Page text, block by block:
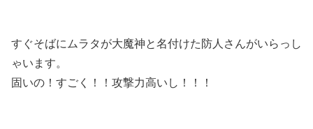
すぐそばにムラタが大魔神と名付けた防人さんがいらっし
ゃいます。
固いの！すごく！！攻撃力高いし！！！